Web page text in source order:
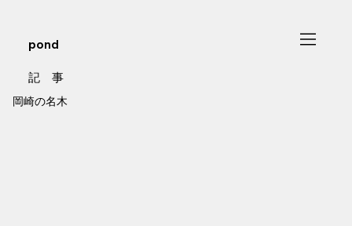
岡崎の名木
記 事
pond